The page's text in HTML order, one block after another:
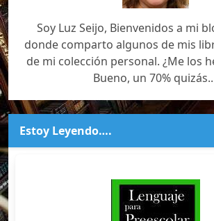
Soy Luz Seijo, Bienvenidos a mi
donde comparto algunos de mis
de mi colección personal. ¿Me los
Bueno, un 70%
Estoy Leyendo….